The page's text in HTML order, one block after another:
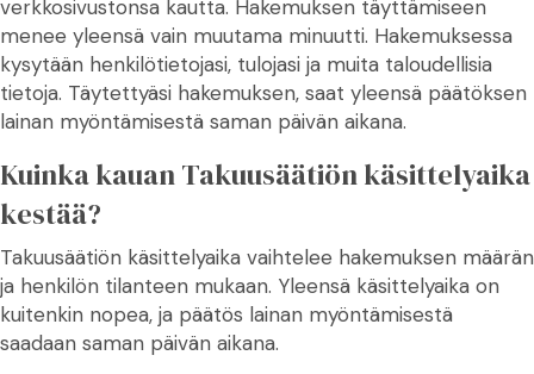
verkkosivustonsa kautta. Hakemuksen täyttämiseen
menee yleensä vain muutama minuutti. Hakemuksessa
kysytään henkilötietojasi, tulojasi ja muita taloudellisia
tietoja. Täytettyäsi hakemuksen, saat yleensä päätöksen
lainan myöntämisestä saman päivän aikana.
Kuinka kauan Takuusäätiön käsittelyaika
kestää?
Takuusäätiön käsittelyaika vaihtelee hakemuksen määrän
ja henkilön tilanteen mukaan. Yleensä käsittelyaika on
kuitenkin nopea, ja päätös lainan myöntämisestä
saadaan saman päivän aikana.